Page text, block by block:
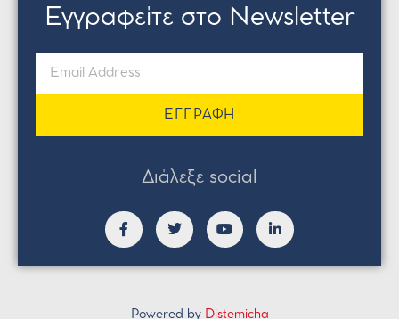
Εγγραφείτε στο Newsletter
ΕΓΓΡΑΦΗ
Διάλεξε social
Powered by Distemicha